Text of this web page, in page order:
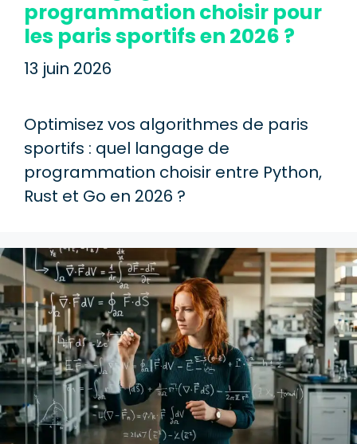
programmation choisir pour
les paris sportifs en 2026 ?
13 juin 2026
Optimisez vos algorithmes de paris
sportifs : quel langage de
programmation choisir entre Python,
Rust et Go en 2026 ?